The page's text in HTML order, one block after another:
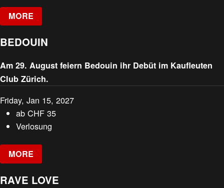
MORE
BEDOUIN
Am 29. August feiern Bedouin ihr Debüt im Kaufleuten
Club Zürich.
Friday, Jan 15, 2027
abCHF 35
Verlosung
MORE
RAVE LOVE